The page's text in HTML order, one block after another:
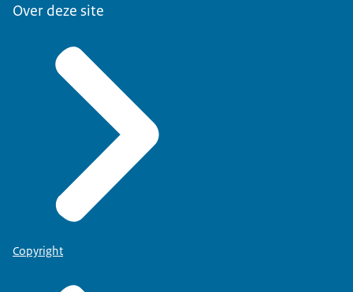
Over deze site
Copyright